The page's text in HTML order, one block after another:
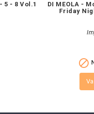
5 - 8 Vol.1
DI MEOLA -
Friday
